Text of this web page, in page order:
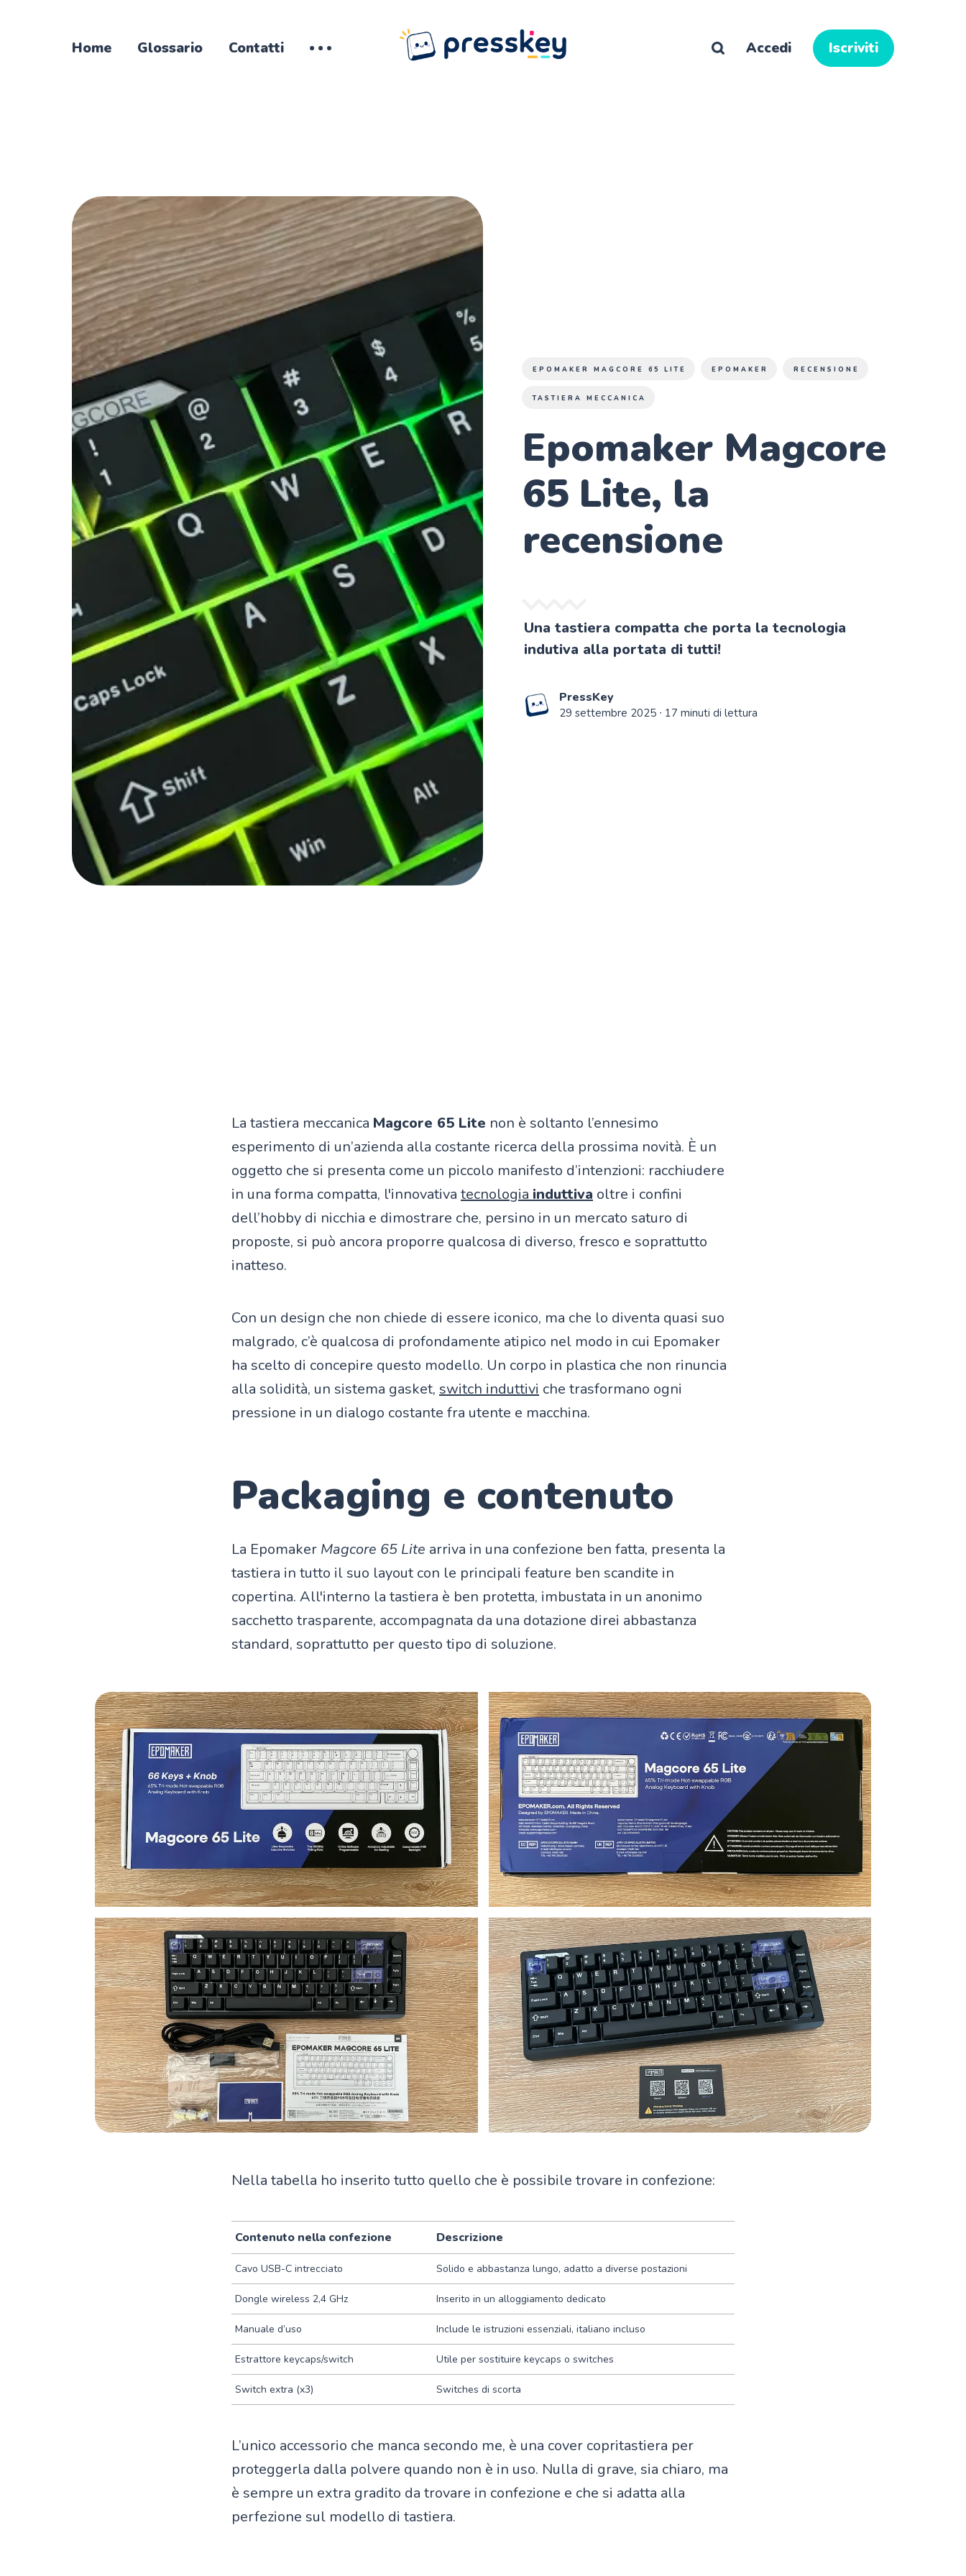
Home Glossario Contatti Accedi Iscriviti
EPOMAKER MAGCORE 65 LITE EPOMAKER RECENSIONE
TASTIERA MECCANICA
Epomaker Magcore
65 Lite, la
recensione
Una tastiera compatta che porta la tecnologia
indutiva alla portata di tutti!
PressKey
29 settembre 2025 ∙ 17 minuti di lettura
La tastiera meccanica Magcore 65 Lite non è soltanto l’ennesimo
esperimento di un’azienda alla costante ricerca della prossima novità. È un
oggetto che si presenta come un piccolo manifesto d’intenzioni: racchiudere
in una forma compatta, l'innovativa tecnologia induttiva oltre i confini
dell’hobby di nicchia e dimostrare che, persino in un mercato saturo di
proposte, si può ancora proporre qualcosa di diverso, fresco e soprattutto
inatteso.
Con un design che non chiede di essere iconico, ma che lo diventa quasi suo
malgrado, c’è qualcosa di profondamente atipico nel modo in cui Epomaker
ha scelto di concepire questo modello. Un corpo in plastica che non rinuncia
alla solidità, un sistema gasket, switch induttivi che trasformano ogni
pressione in un dialogo costante fra utente e macchina.
Packaging e contenuto
La Epomaker Magcore 65 Lite arriva in una confezione ben fatta, presenta la
tastiera in tutto il suo layout con le principali feature ben scandite in
copertina. All'interno la tastiera è ben protetta, imbustata in un anonimo
sacchetto trasparente, accompagnata da una dotazione direi abbastanza
standard, soprattutto per questo tipo di soluzione.
Nella tabella ho inserito tutto quello che è possibile trovare in confezione:
Contenuto nella confezione Descrizione
Cavo USB-C intrecciato Solido e abbastanza lungo, adatto a diverse postazioni
Dongle wireless 2,4 GHz Inserito in un alloggiamento dedicato
Manuale d’uso Include le istruzioni essenziali, italiano incluso
Estrattore keycaps/switch Utile per sostituire keycaps o switches
Switch extra (x3) Switches di scorta
L’unico accessorio che manca secondo me, è una cover copritastiera per
proteggerla dalla polvere quando non è in uso. Nulla di grave, sia chiaro, ma
è sempre un extra gradito da trovare in confezione e che si adatta alla
perfezione sul modello di tastiera.